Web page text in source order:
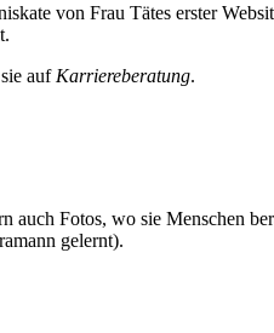
von Frau Tätes erster
auf Karriereberatung.
Fotos, wo sie Menschen
gelernt).